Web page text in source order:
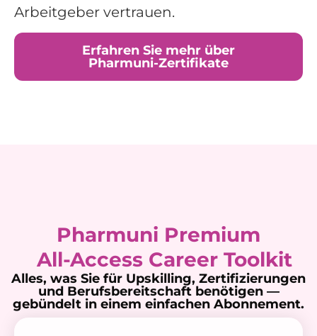
Arbeitgeber vertrauen.
Erfahren Sie mehr über
Pharmuni-Zertifikate
Pharmuni Premium
All-Access Career Toolkit
Alles, was Sie für Upskilling, Zertifizierungen
und Berufsbereitschaft benötigen —
gebündelt in einem einfachen Abonnement.